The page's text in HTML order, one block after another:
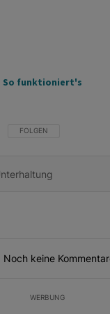
So funktioniert's
FOLGE DIESER
FOLGEN
Noch keine
WERBUNG